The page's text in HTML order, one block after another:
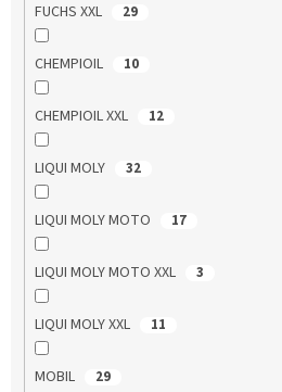
FUCHS XXL 29
CHEMPIOIL 10
CHEMPIOIL XXL 12
LIQUI MOLY 32
LIQUI MOLY MOTO 17
LIQUI MOLY MOTO XXL 3
LIQUI MOLY XXL 11
MOBIL 29